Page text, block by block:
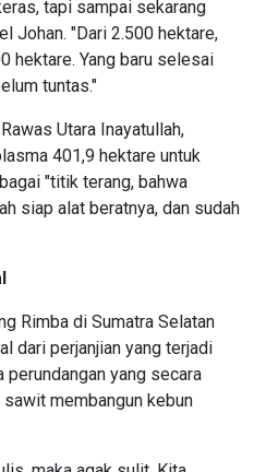
tapi sampai sekarang
Johan. "Dari 2.500 hektare,
hektare. Yang baru selesai
tuntas."
Utara Inayatullah,
401,9 hektare untuk
"titik terang, bahwa
siap alat beratnya, dan sudah
Rimba di Sumatra Selatan
dari perjanjian yang terjadi
yang secara
membangun kebun